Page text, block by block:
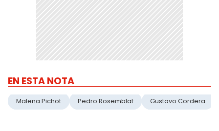
EN ESTA NOTA
Malena Pichot Pedro Rosemblat Gustavo Cordera